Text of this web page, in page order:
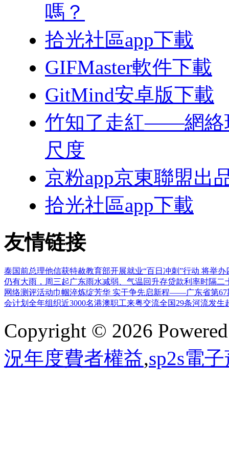
嗎？
拾光社區app下載
GIFMaster軟件下載
GitMind安卓版下載
竹知了走紅——網絡
尺度
京粉app京東聯盟出
拾光社區app下載
友情链接
泰国前总理他信获特赦教育部开展就业“百日冲刺”行动 将举
仍有大雨，周三起广东雨水减弱、气温回升存贷款利率时隔二
网络测评活动巾帼淬炼绽芳华 实干争先启新程——广东省第
会计划全年组织近3000名港澳职工来粤交流全国29条河流发生
Copyright © 2026
況年度費者權益,sp2s電